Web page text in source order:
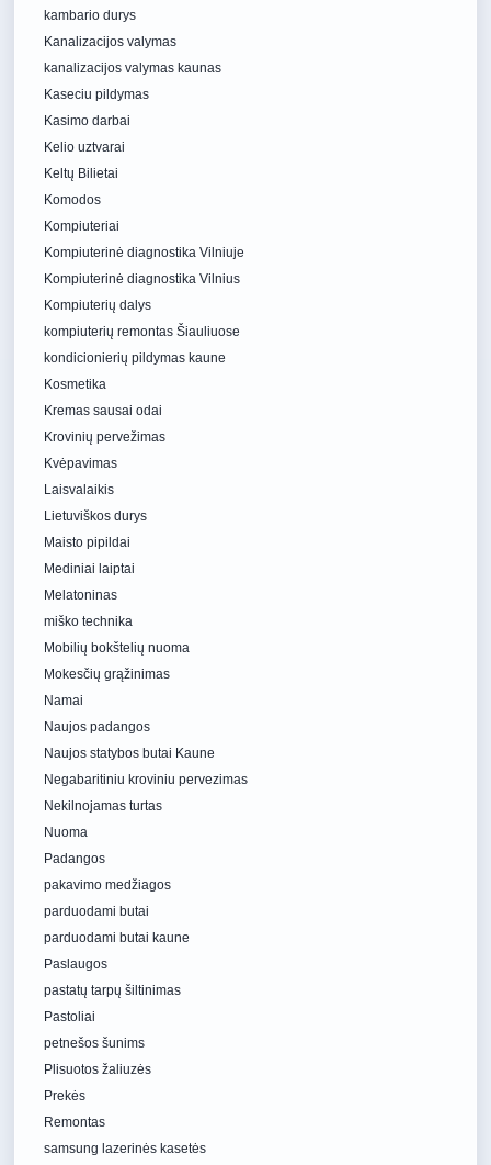
kambario durys
Kanalizacijos valymas
kanalizacijos valymas kaunas
Kaseciu pildymas
Kasimo darbai
Kelio uztvarai
Keltų Bilietai
Komodos
Kompiuteriai
Kompiuterinė diagnostika Vilniuje
Kompiuterinė diagnostika Vilnius
Kompiuterių dalys
kompiuterių remontas Šiauliuose
kondicionierių pildymas kaune
Kosmetika
Kremas sausai odai
Krovinių pervežimas
Kvėpavimas
Laisvalaikis
Lietuviškos durys
Maisto pipildai
Mediniai laiptai
Melatoninas
miško technika
Mobilių bokštelių nuoma
Mokesčių grąžinimas
Namai
Naujos padangos
Naujos statybos butai Kaune
Negabaritiniu kroviniu pervezimas
Nekilnojamas turtas
Nuoma
Padangos
pakavimo medžiagos
parduodami butai
parduodami butai kaune
Paslaugos
pastatų tarpų šiltinimas
Pastoliai
petnešos šunims
Plisuotos žaliuzės
Prekės
Remontas
samsung lazerinės kasetės